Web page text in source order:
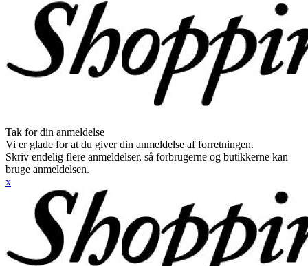
Tak for din anmeldelse
Vi er glade for at du giver din anmeldelse af forretningen.
Skriv endelig flere anmeldelser, så forbrugerne og butikkerne kan
bruge anmeldelsen.
x